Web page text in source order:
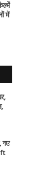
में
नए